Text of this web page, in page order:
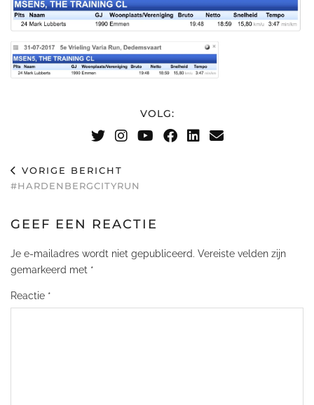
VOLG:
VORIGE BERICHT
#HARDENBERGCITYRUN
GEEF EEN REACTIE
Je e-mailadres wordt niet gepubliceerd. Vereiste velden zijn
gemarkeerd met *
Reactie *